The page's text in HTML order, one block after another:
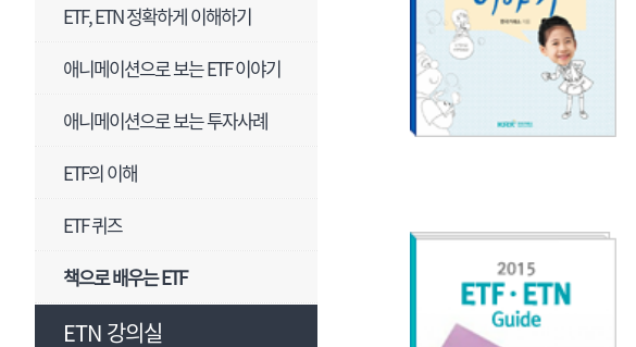
ETF, ETN 정확하게 이해하기
애니메이션으로 보는 ETF 이야기
애니메이션으로 보는 투자사례
ETF의 이해
ETF 퀴즈
책으로 배우는 ETF
ETN 강의실